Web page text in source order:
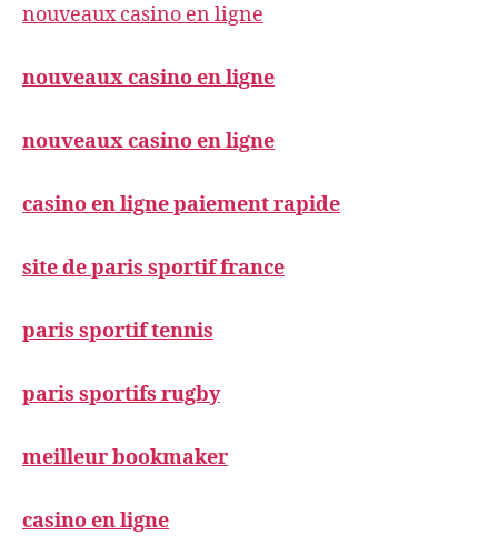
nouveaux casino en ligne
nouveaux casino en ligne
nouveaux casino en ligne
casino en ligne paiement rapide
site de paris sportif france
paris sportif tennis
paris sportifs rugby
meilleur bookmaker
casino en ligne